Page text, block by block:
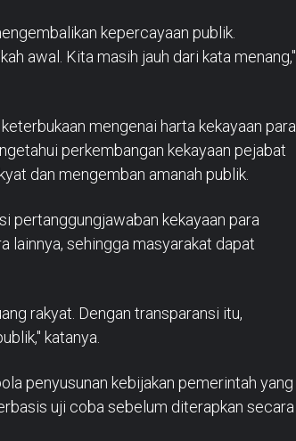
kepercayaan publik.
awal. Kita masih jauh dari kata menang,"
mengenai harta kekayaan para
perkembangan kekayaan pejabat
dan mengemban amanah publik.
pertanggungjawaban kekayaan para
lainnya, sehingga masyarakat dapat
rakyat. Dengan transparansi itu,
katanya.
penyusunan kebijakan pemerintah yang
uji coba sebelum diterapkan secara